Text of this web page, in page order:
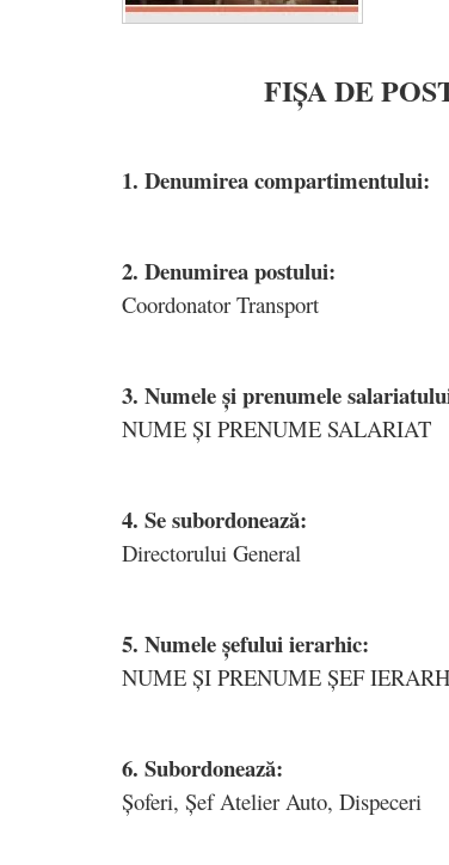
FIȘA DE
1. Denumirea compartimentului:
2. Denumirea postului:
Coordonator Transport
3. Numele și prenumele
NUME ȘI PRENUME SALARIAT
4. Se subordonează:
Directorului General
5. Numele șefului ierarhic:
NUME ȘI PRENUME ȘEF
6. Subordonează:
Șoferi, Șef Atelier Auto, Dispeceri